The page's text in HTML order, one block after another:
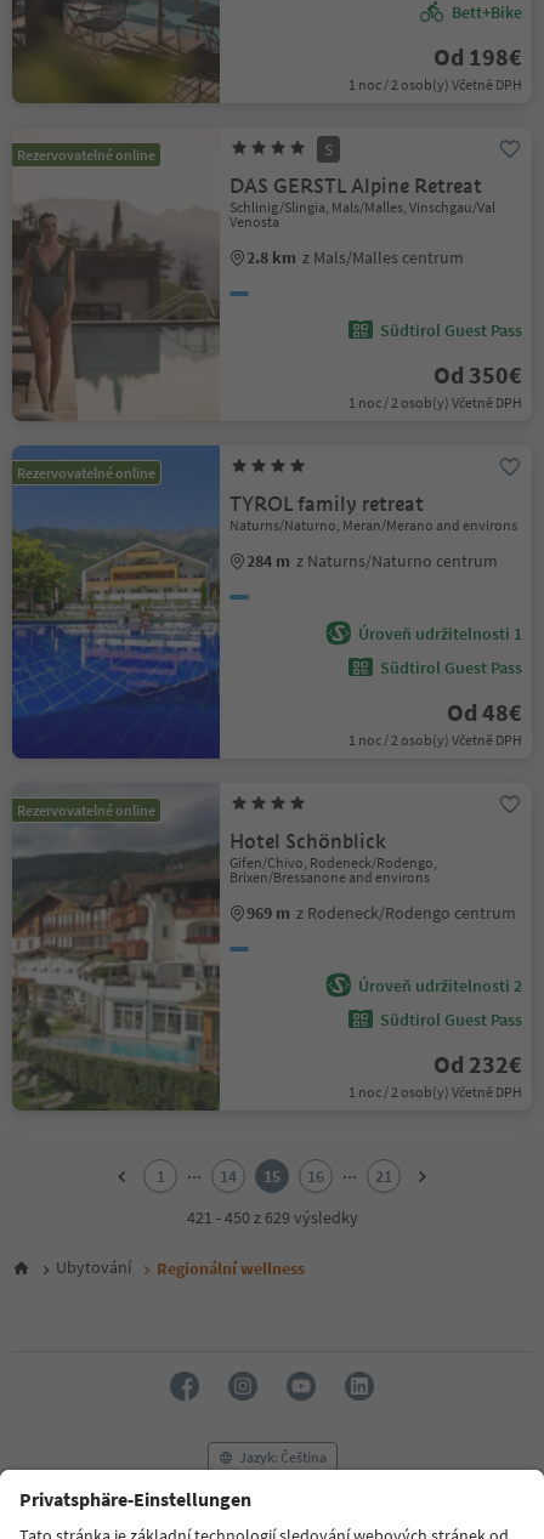
Bett+Bike
Od 198€
1 noc / 2 osob(y) Včetně DPH
Rezervovatelné online S
DAS GERSTL Alpine Retreat
Schlinig/Slingia, Mals/Malles, Vinschgau/Val
Venosta
2.8 km z Mals/Malles centrum
Südtirol Guest Pass
Od 350€
1 noc / 2 osob(y) Včetně DPH
Rezervovatelné online
TYROL family retreat
Naturns/Naturno, Meran/Merano and environs
284 m z Naturns/Naturno centrum
Úroveň udržitelnosti 1
Südtirol Guest Pass
Od 48€
1 noc / 2 osob(y) Včetně DPH
Rezervovatelné online
Hotel Schönblick
Gifen/Chivo, Rodeneck/Rodengo,
Brixen/Bressanone and environs
969 m z Rodeneck/Rodengo centrum
Úroveň udržitelnosti 2
Südtirol Guest Pass
Od 232€
1 noc / 2 osob(y) Včetně DPH
6
16
17
1 ... 14 15 16 ...
21
421 - 450 z 629 výsledky
Ubytování Regionální wellness
Jazyk: Čeština
FAQ Kontaktujte nás Tisk MICE